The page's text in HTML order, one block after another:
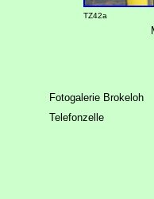
Fotogalerie Brokeloh
Telefonzelle
TZ42a